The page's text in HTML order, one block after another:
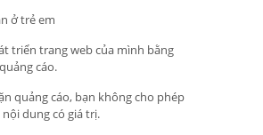
ở trẻ em
triển trang web của mình bằng
cáo.
quảng cáo, bạn không cho phép
dung có giá trị.